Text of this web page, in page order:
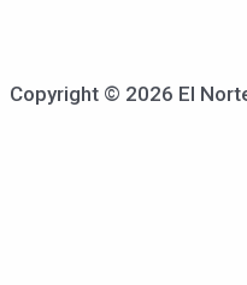
Copyright © 2026 El